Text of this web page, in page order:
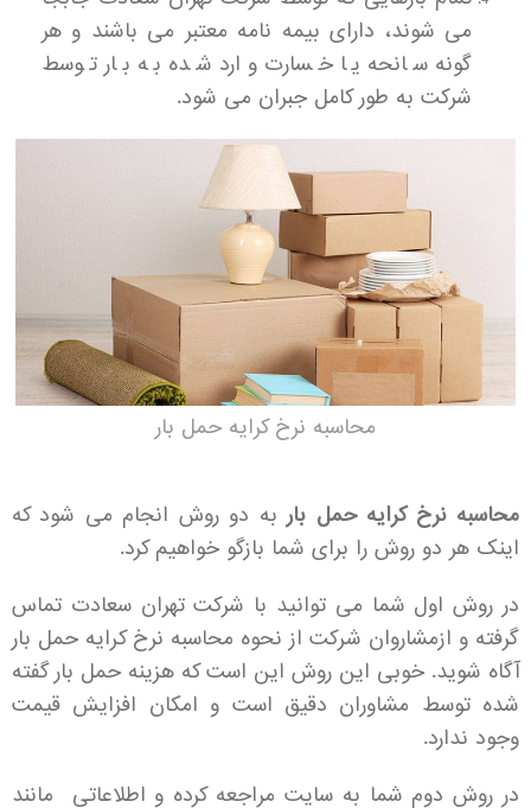
می شوند، دارای بیمه نامه معتبر می باشند و هر
گونه سانحه یا خسارت وارد شده به بار توسط
شرکت به طور کامل جبران می شود.
محاسبه نرخ کرایه حمل بار
محاسبه نرخ کرایه حمل باربه دو روش انجام می شود که
اینک هر دو روش را برای شما بازگو خواهیم کرد.
در روش اول شما می توانید با شرکت تهران سعادت تماس
گرفته و ازمشاروان شرکت از نحوه محاسبه نرخ کرایه حمل بار
آگاه شوید. خوبی این روش این است که هزینه حمل بار گفته
شده توسط مشاوران دقیق است و امکان افزایش قیمت
وجود ندارد.
در روش دوم شما به سایت مراجعه کرده و اطلاعاتی مانند